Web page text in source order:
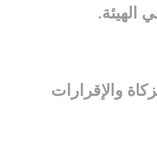
الهيئة.
والإقرارات